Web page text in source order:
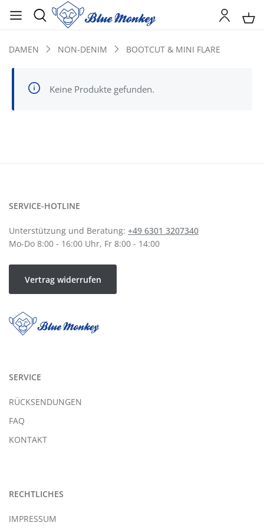
DAMEN NON-DENIM BOOTCUT & MINI FLARE
Keine Produkte gefunden.
SERVICE-HOTLINE
Unterstützung und Beratung: +49 6301 3207340
Mo-Do 8:00 - 16:00 Uhr, Fr 8:00 - 14:00
Vertrag widerrufen
SERVICE
RÜCKSENDUNGEN
FAQ
KONTAKT
RECHTLICHES
IMPRESSUM